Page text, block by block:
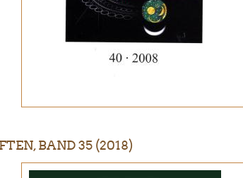
BAND 35 (2018)